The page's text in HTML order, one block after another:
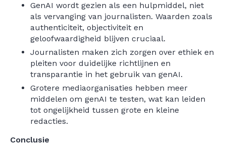
GenAI wordt gezien als een hulpmiddel, niet
als vervanging van journalisten. Waarden zoals
authenticiteit, objectiviteit en
geloofwaardigheid blijven cruciaal.
Journalisten maken zich zorgen over ethiek en
pleiten voor duidelijke richtlijnen en
transparantie in het gebruik van genAI.
Grotere mediaorganisaties hebben meer
middelen om genAI te testen, wat kan leiden
tot ongelijkheid tussen grote en kleine
redacties.
Conclusie